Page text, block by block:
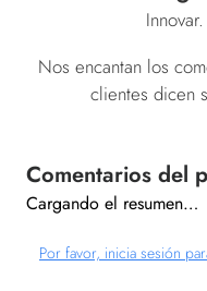
Nos encantan los
clientes dicen
Cargando el resumen…
Por favor, inicia sesión